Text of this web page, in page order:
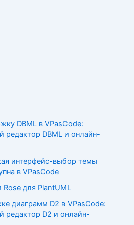
DBML в VPasCode:
редактор DBML и онлайн-
интерфейс-выбор темы
в VPasCode
для PlantUML
диаграмм D2 в VPasCode:
редактор D2 и онлайн-